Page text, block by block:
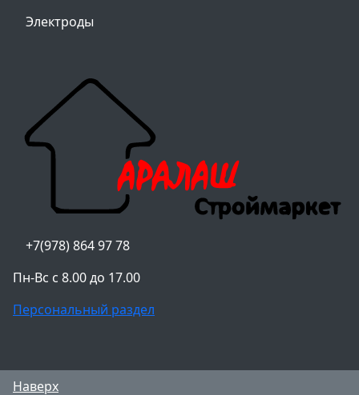
Электроды
+7(978) 864 97 78
Пн-Вс с 8.00 до 17.00
Персональный раздел
Наверх